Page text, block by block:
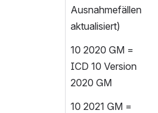
Ausnahmefällen
aktualisiert)
10 2020 GM =
ICD 10 Version
2020 GM
10 2021 GM =